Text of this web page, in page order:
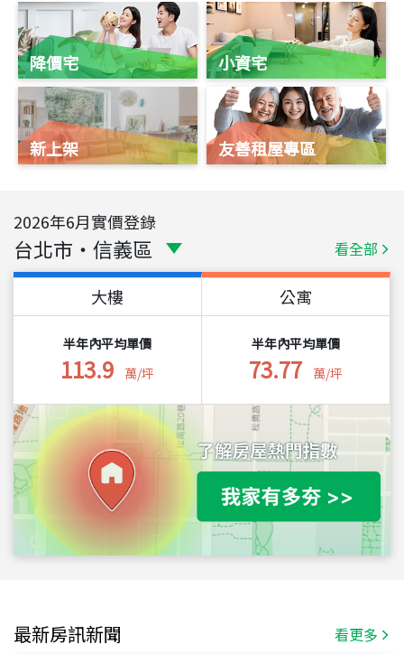
降價宅
新上架
小資宅
友善租屋專區
2026年6月實價登錄
台北市 ・ 信義區 看全部
大樓
半年內平均單價
113.9 萬/坪
公寓
半年內平均單價
73.77 萬/坪
最新房訊新聞 看更多